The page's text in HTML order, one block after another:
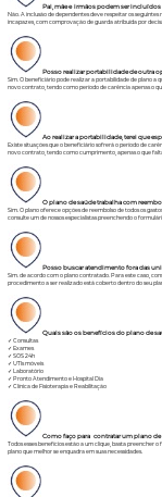
Pai, mãe e irmãos podem ser incluídos
Não. A inclusão de dependentes deve respeitar os
incapazes, com comprovação de guarda atribuída por
Posso realizar portabilidade de outra
Sim. O beneficiário pode realizar a portabilidade de plano a
novo contrato, tendo como período de carência apenas o
Ao realizar a portabilidade, terei que
Existe situações que o beneficiário sofrerá o período de
novo contrato, tendo como cumprimento, apenas o que
O plano de saúde trabalha com
Sim. O plano oferece opções de reembolso de todos os
consulte um de nossos especialistas preenchendo o
Posso buscar atendimento fora das
Sim. de acordo com o plano contratado. Para este caso,
procedimento a ser realizado está coberto dentro do seu
Quais são os benefícios do plano de
✓ Consultas
✓ Exames
✓ SOS 24h
✓ UTIs móveis
✓ Laboratório
✓ Pronto Atendimento e Hospital Dia
✓ Clínica de Fisioterapia e Reabilitação
Como faço para contratar um plano de
Todos esses benefícios estão a um clique, basta preencher
plano que melhor se enquadra em suas necessidades.